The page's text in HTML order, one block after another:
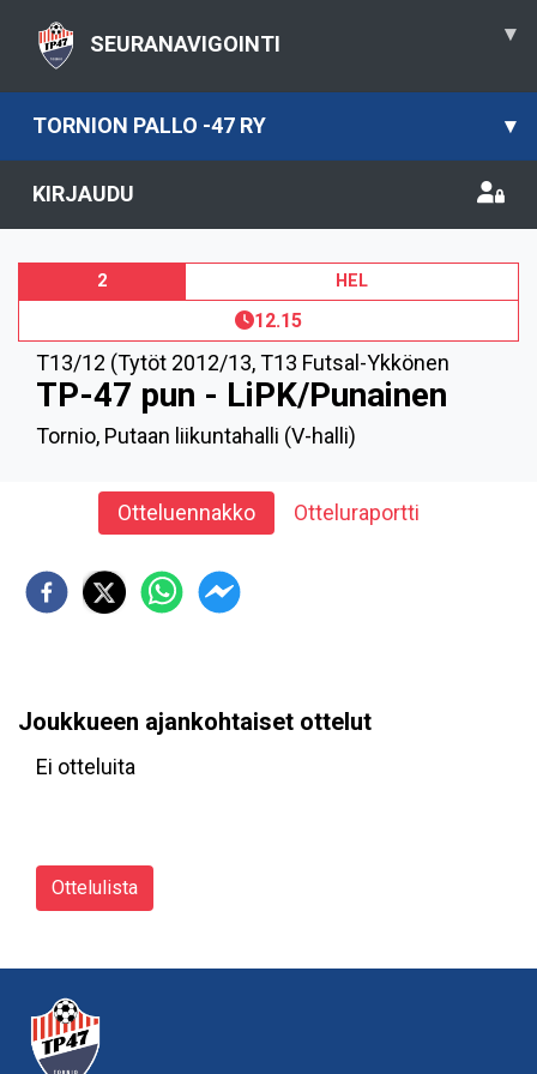
SEURANAVIGOINTI ▾
TORNION PALLO -47 RY ▾
KIRJAUDU
2 HEL
12.15
T13/12 (Tytöt 2012/13,T13 Futsal-Ykkönen
TP-47 pun - LiPK/Punainen
Tornio, Putaan liikuntahalli (V-halli)
Otteluennakko Otteluraportti
Joukkueen ajankohtaiset ottelut
Ei otteluita
Ottelulista